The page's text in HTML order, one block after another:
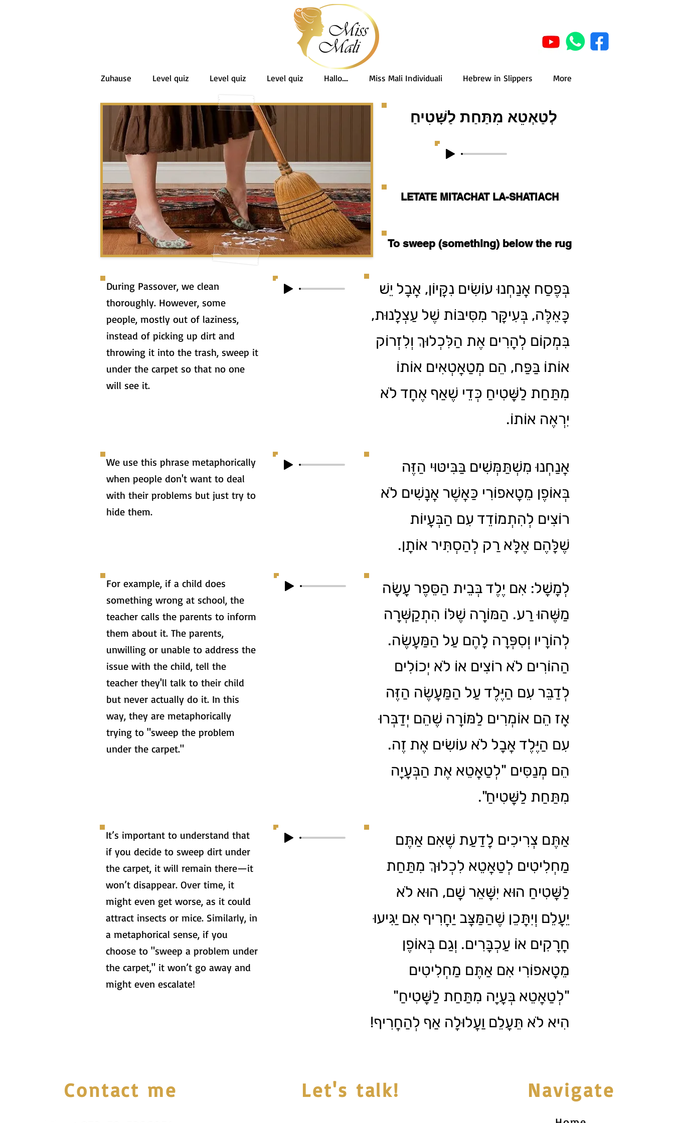
Zuhause Level quiz Level quiz Level quiz Hallo.... Miss Mali Individuali Hebrew in Slippers More
לְטַאְטֵא מִתַּחַת לַשָּׁטִיחַ
LETATE MITACHAT LA-SHATIACH
To sweep (something) below the rug
During Passover, we clean
thoroughly. However, some
people, mostly out of laziness,
instead of picking up dirt and
throwing it into the trash, sweep it
under the carpet so that no one
will see it.
בְּפֶסַח אֲנַחְנוּ עוֹשִׂים נִקָּיוֹן, אֲבָל יֵשׁ
כָּאֵלֶּה, בְּעִיקָּר מִסִּיבּוֹת שֶׁל עַצְלָנוּת,
בִּמְקוֹם לְהָרִים אֶת הַלִּכְלוּךְ וְלִזְרוֹק
אוֹתוֹ בַּפַּח, הֵם מְטַאֲטְאִים אוֹתוֹ
מִתַּחַת לַשָּׁטִיחַ כְּדֵי שֶׁאַף אֶחָד לֹא
יִרְאֶה אוֹתוֹ.
We use this phrase metaphorically
when people don't want to deal
with their problems but just try to
hide them.
אֲנַחְנוּ מִשְׁתַּמְּשִׁים בַּבִּיטּוּי הַזֶּה
בְּאוֹפֶן מֵטָאפוֹרִי כַּאֲשֶׁר אֲנָשִׁים לֹא
רוֹצִים לְהִתְמוֹדֵד עִם הַבְּעָיוֹת
שֶׁלָּהֶם אֶלָּא רַק לְהַסְתִּיר אוֹתָן.
For example, if a child does
something wrong at school, the
teacher calls the parents to inform
them about it. The parents,
unwilling or unable to address the
issue with the child, tell the
teacher they'll talk to their child
but never actually do it. In this
way, they are metaphorically
trying to "sweep the problem
under the carpet."
לְמָשָׁל: אִם יֶלֶד בְּבֵית הַסֵּפֶר עָשָׂה
מַשֶּׁהוּ רַע. הַמּוֹרָה שֶׁלּוֹ הִתְקַשְּׁרָה
לְהוֹרָיו וְסִפְּרָה לָהֶם עַל הַמַּעֲשֶׂה.
הַהוֹרִים לֹא רוֹצִים אוֹ לֹא יְכוֹלִים
לְדַבֵּר עִם הַיֶּלֶד עַל הַמַּעֲשֶׂה הַזֶּה
אָז הֵם אוֹמְרִים לַמּוֹרָה שֶׁהֵם יְדַבְּרוּ
עִם הַיֶּלֶד אֲבָל לֹא עוֹשִׂים אֶת זֶה.
הֵם מְנַסִּים "לְטַאֲטֵא אֶת הַבְּעָיָה
מִתַּחַת לַשָּׁטִיחַ".
It’s important to understand that
if you decide to sweep dirt under
the carpet, it will remain there—it
won’t disappear. Over time, it
might even get worse, as it could
attract insects or mice. Similarly, in
a metaphorical sense, if you
choose to "sweep a problem under
the carpet," it won’t go away and
might even escalate!
אַתֶּם צְרִיכִים לָדַעַת שֶׁאִם אַתֶּם
מַחְלִיטִים לְטַאֲטֵא לִכְלוּךְ מִתַּחַת
לַשָּׁטִיחַ הוּא יִשָּׁאֵר שָׁם, הוּא לֹא
יֵעָלֵם וְיִתָּכֵן שֶׁהַמַּצָּב יַחֲרִיף אִם יַגִּיעוּ
חֲרָקִים אוֹ עַכְבָּרִים. וְגַם בְּאוֹפֶן
מֵטָאפוֹרִי אִם אַתֶּם מַחְלִיטִים
"לְטַאֲטֵא בְּעָיָה מִתַּחַת לַשָּׁטִיחַ"
הִיא לֹא תֵּעָלֵם וַעֲלוּלָה אַף לְהַחֲרִיף!
Contact me Let's talk! Navigate